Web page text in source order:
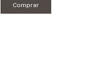
Comprar